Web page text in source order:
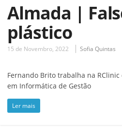
Almada |
plástico
15 de Novembro, 2022 Sofia Quintas
Fernando Brito trabalha na
em Informática de Gestão
Ler mais